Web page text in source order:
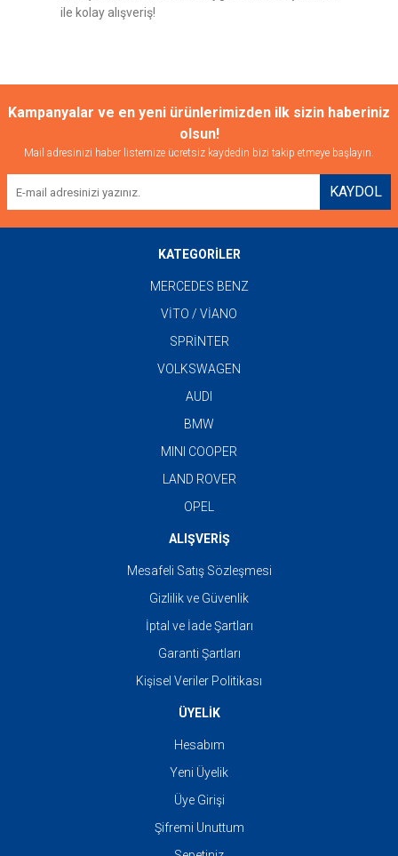
ile kolay alışveriş!
Kampanyalar ve en yeni ürünlerimizden ilk sizin haberiniz
olsun!
Mail adresinizi haber listemize ücretsiz kaydedin bizi takip etmeye başlayın.
KAYDOL
KATEGORİLER
MERCEDES BENZ
VİTO / VİANO
SPRİNTER
VOLKSWAGEN
AUDI
BMW
MINI COOPER
LAND ROVER
OPEL
ALIŞVERİŞ
Mesafeli Satış Sözleşmesi
Gizlilik ve Güvenlik
İptal ve İade Şartları
Garanti Şartları
Kişisel Veriler Politikası
ÜYELİK
Hesabım
Yeni Üyelik
Üye Girişi
Şifremi Unuttum